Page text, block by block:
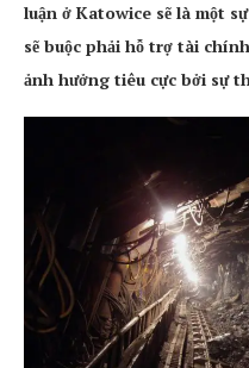
luận ở Katowice sẽ là một
sẽ buộc phải hỗ trợ tài
ảnh hưởng tiêu cực bởi sự